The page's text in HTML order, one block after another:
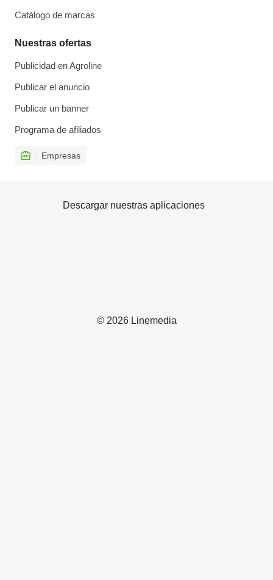
Catálogo de marcas
Nuestras ofertas
Publicidad en Agroline
Publicar el anuncio
Publicar un banner
Programa de afiliados
Empresas
© 2026 Linemedia
Descargar nuestras aplicaciones